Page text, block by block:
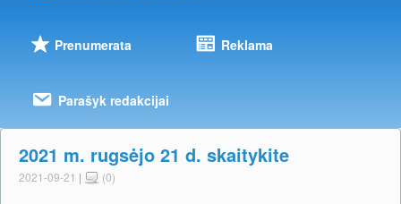
Prenumerata Reklama
Parašyk redakcijai
2021 m. rugsėjo 21 d. skaitykite
2021-09-21 | (0)